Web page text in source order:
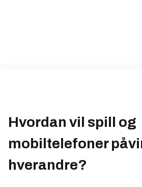
Hvordan vil spill og
mobiltelefoner
hverandre?